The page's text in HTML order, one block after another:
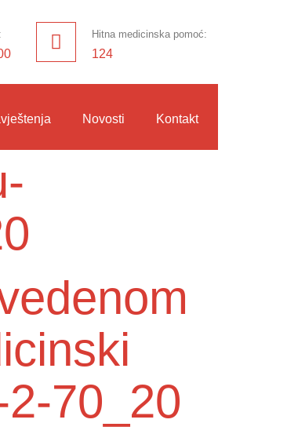
Hitna medicinska pomoć:
124
Novosti Kontakt
70_20